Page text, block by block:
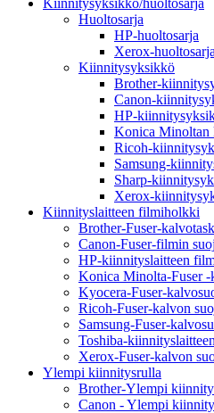
Huoltosarja
HP-huoltosarja
Xerox-huoltosarja
Kiinnitysyksikkö
Brother-
Canon-
HP-
Konica
Ricoh-
Samsung-
Sharp-
Xerox-
Kiinnityslaitteen filmiholkki
Brother-Fuser-
Canon-Fuser-filmin
HP-kiinnityslaitteen
Konica Minolta-Fuser -
Kyocera-Fuser-
Ricoh-Fuser-kalvon
Samsung-Fuser-
Toshiba-
Xerox-Fuser-kalvon
Ylempi kiinnitysrulla
Brother-Ylempi
Canon - Ylempi